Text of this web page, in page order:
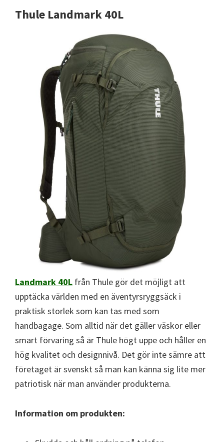
Thule Landmark 40L
Landmark 40L från Thule gör det möjligt att
upptäcka världen med en äventyrsryggsäck i
praktisk storlek som kan tas med som
handbagage. Som alltid när det gäller väskor eller
smart förvaring så är Thule högt uppe och håller en
hög kvalitet och designnivå. Det gör inte sämre att
företaget är svenskt så man kan känna sig lite mer
patriotisk när man använder produkterna.
Information om produkten: